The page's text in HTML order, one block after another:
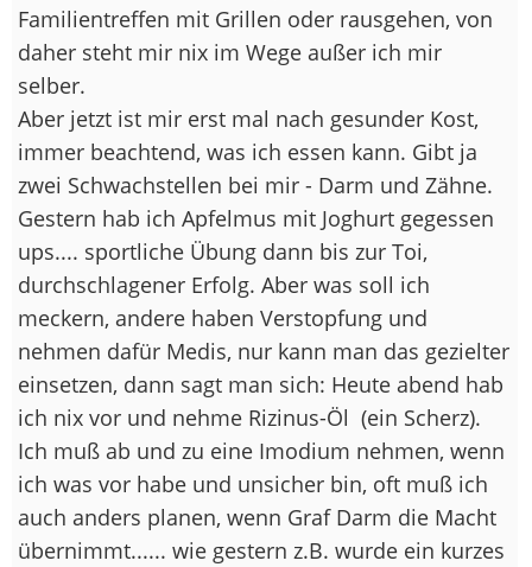
Familientreffen mit Grillen oder rausgehen, von
daher steht mir nix im Wege außer ich mir
selber.
Aber jetzt ist mir erst mal nach gesunder Kost,
immer beachtend, was ich essen kann. Gibt ja
zwei Schwachstellen bei mir - Darm und Zähne.
Gestern hab ich Apfelmus mit Joghurt gegessen
ups.... sportliche Übung dann bis zur Toi,
durchschlagener Erfolg. Aber was soll ich
meckern, andere haben Verstopfung und
nehmen dafür Medis, nur kann man das gezielter
einsetzen, dann sagt man sich: Heute abend hab
ich nix vor und nehme Rizinus-Öl (ein Scherz).
Ich muß ab und zu eine Imodium nehmen, wenn
ich was vor habe und unsicher bin, oft muß ich
auch anders planen, wenn Graf Darm die Macht
übernimmt...... wie gestern z.B. wurde ein kurzes